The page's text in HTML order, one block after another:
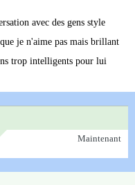
avec des gens style
je n'aime pas mais brillant
trop intelligents pour lui
Maintenant